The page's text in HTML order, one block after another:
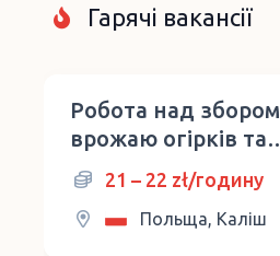
Гарячі вакансії
Робота над збором
врожаю огірків та
помідорів
21 – 22 zł/годину
Польща, Каліш